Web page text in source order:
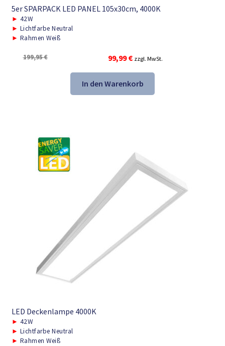
5er SPARPACK LED PANEL 105x30cm, 4000K
► 42W
► Lichtfarbe Neutral
► Rahmen Weiß
199,95€
Ursprünglicher
Preis
war:
199,95 €
99,99€Aktueller
Preis
ist:
99,99 €.
zzgl. MwSt.
In den Warenkorb
LED Deckenlampe 4000K
► 42W
► Lichtfarbe Neutral
► Rahmen Weiß